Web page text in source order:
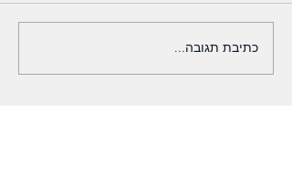
השקעות מתחת לפטיש -
כתבה על המשרד באתר
כתיבת תגובה...